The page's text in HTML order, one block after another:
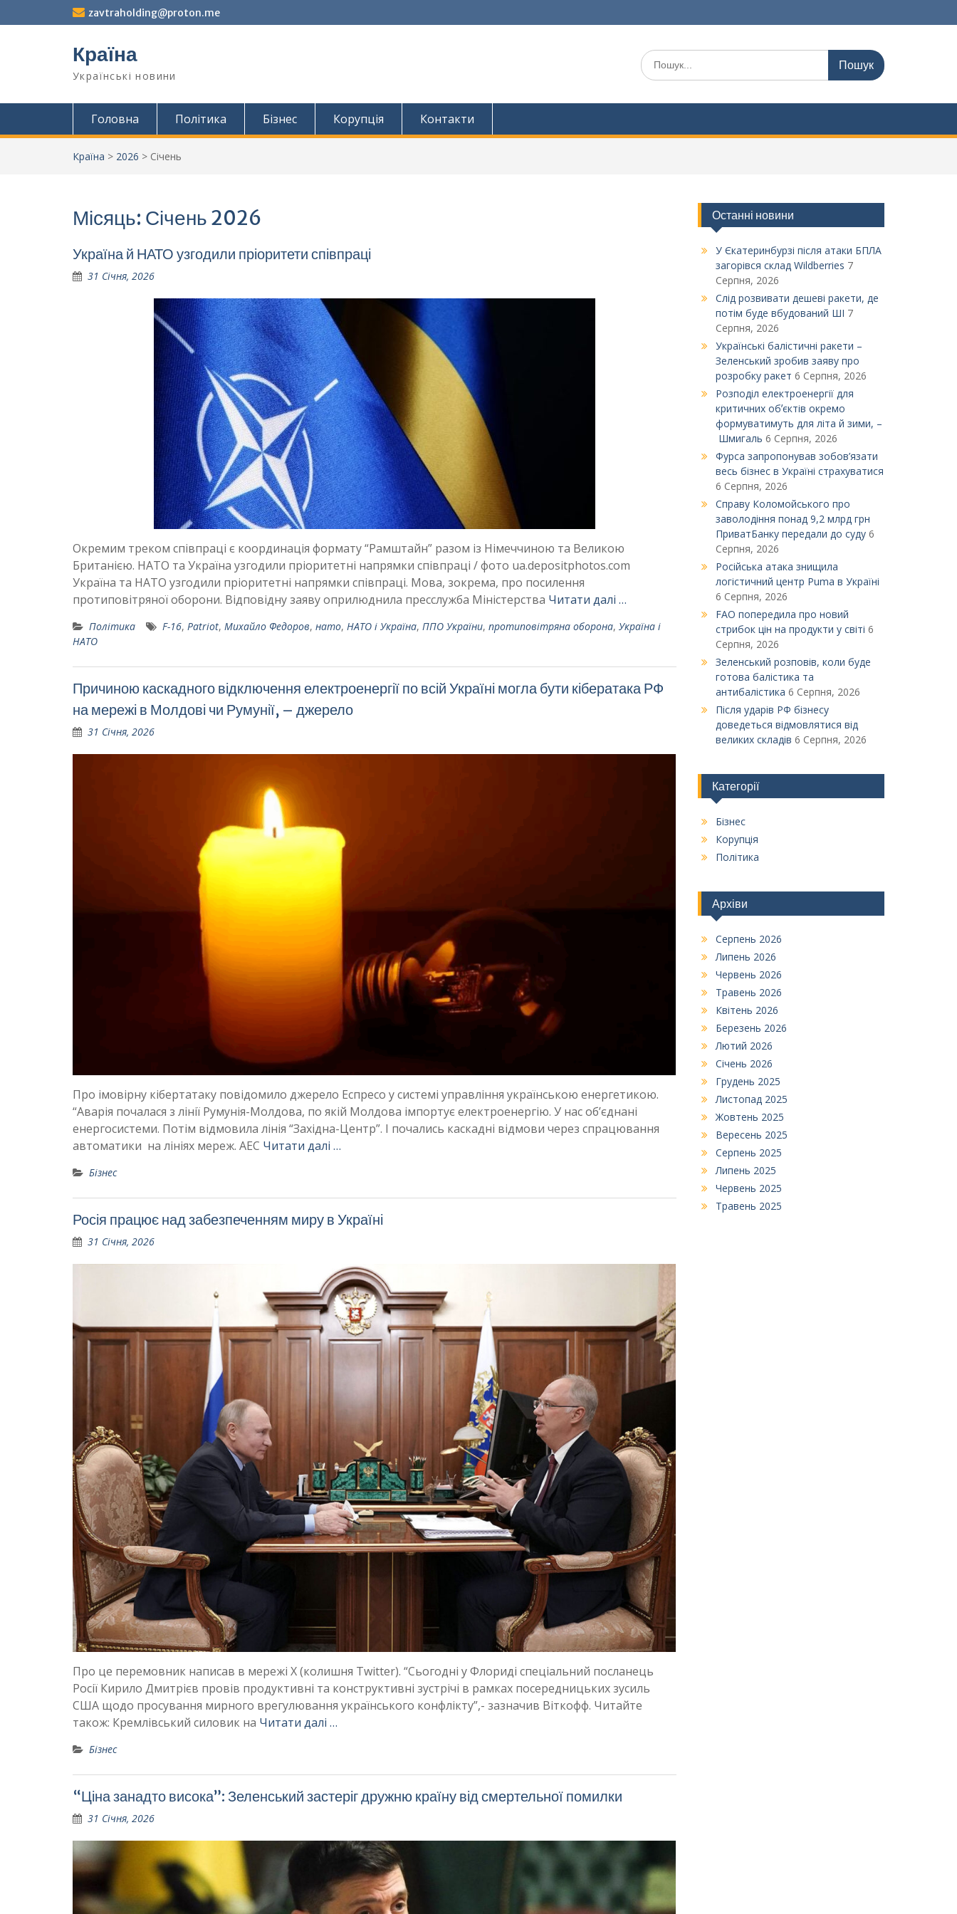
до
zavtraholding@proton.me
Країна
Українські новини
Шукати:
Головна Політика Бізнес Корупція Контакти
Країна > 2026 > Січень
Місяць: Січень 2026
Україна й НАТО узгодили пріоритети співпраці
31 Січня, 2026
Окремим треком співпраці є координація формату “Рамштайн” разом із Німеччиною та Великою
Британією. НАТО та Україна узгодили пріоритетні напрямки співпраці / фото ua.depositphotos.com
Україна та НАТО узгодили пріоритетні напрямки співпраці. Мова, зокрема, про посилення
протиповітряної оборони. Відповідну заяву оприлюднила пресслужба Міністерства Читати далі …
Політика F-16, Patriot, Михайло Федоров, нато, НАТО і Україна, ППО України, протиповітряна оборона, Україна і
НАТО
Причиною каскадного відключення електроенергії по всій Україні могла бути кібератака РФ
на мережі в Молдові чи Румунії, – джерело
31 Січня, 2026
Про імовірну кібертатаку повідомило джерело Еспресо у системі управління українською енергетикою.
“Аварія почалася з лінії Румунія-Молдова, по якій Молдова імпортує електроенергію. У нас об’єднані
енергосистеми. Потім відмовила лінія “Західна-Центр”. І почались каскадні відмови через спрацювання
автоматики на лініях мереж. АЕС Читати далі …
Бізнес
Росія працює над забезпеченням миру в Україні
31 Січня, 2026
Про це перемовник написав в мережі X (колишня Twitter). “Сьогодні у Флориді спеціальний посланець
Росії Кирило Дмитрієв провів продуктивні та конструктивні зустрічі в рамках посередницьких зусиль
США щодо просування мирного врегулювання українського конфлікту”,- зазначив Віткофф. Читайте
також: Кремлівський силовик на Читати далі …
Бізнес
“Ціна занадто висока”: Зеленський застеріг дружню країну від смертельної помилки
31 Січня, 2026
Останні новини
У Єкатеринбурзі після атаки БПЛА
загорівся склад Wildberries 7
Серпня, 2026
Слід розвивати дешеві ракети, де
потім буде вбудований ШІ 7
Серпня, 2026
Українські балістичні ракети –
Зеленський зробив заяву про
розробку ракет 6 Серпня, 2026
Розподіл електроенергії для
критичних обʼєктів окремо
формуватимуть для літа й зими, –
Шмигаль 6 Серпня, 2026
Фурса запропонував зобов’язати
весь бізнес в Україні страхуватися
6 Серпня, 2026
Справу Коломойського про
заволодіння понад 9,2 млрд грн
ПриватБанку передали до суду 6
Серпня, 2026
Російська атака знищила
логістичний центр Puma в Україні
6 Серпня, 2026
FAO попередила про новий
стрибок цін на продукти у світі 6
Серпня, 2026
Зеленський розповів, коли буде
готова балістика та
антибалістика 6 Серпня, 2026
Після ударів РФ бізнесу
доведеться відмовлятися від
великих складів 6 Серпня, 2026
Категорії
Бізнес
Корупція
Політика
Архіви
Серпень 2026
Липень 2026
Червень 2026
Травень 2026
Квітень 2026
Березень 2026
Лютий 2026
Січень 2026
Грудень 2025
Листопад 2025
Жовтень 2025
Вересень 2025
Серпень 2025
Липень 2025
Червень 2025
Травень 2025